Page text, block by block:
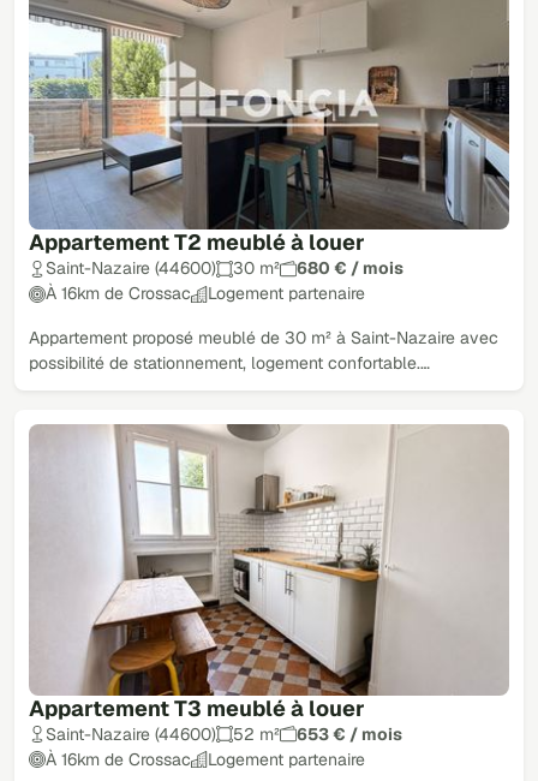
Appartement T2 meublé à louer
Saint-Nazaire (44600) 30 m²
680 € / mois
À 16km de Crossac
Logement partenaire
Appartement proposé meublé de 30 m² à Saint-Nazaire avec
possibilité de stationnement, logement confortable.…
Appartement T3 meublé à louer
Saint-Nazaire (44600) 52 m²
653 € / mois
À 16km de Crossac
Logement partenaire